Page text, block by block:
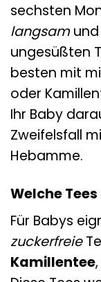
sechsten
langsam
ungesüßten
besten mit
oder
Ihr Baby
Zweifelsfall
Hebamme.
Welche
Für Babys
zuckerfreie
Kamillentee,